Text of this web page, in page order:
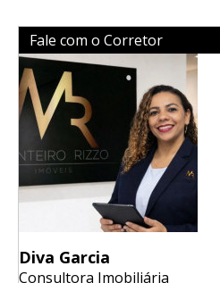
Fale com o Corretor
Diva Garcia
Consultora Imobiliária